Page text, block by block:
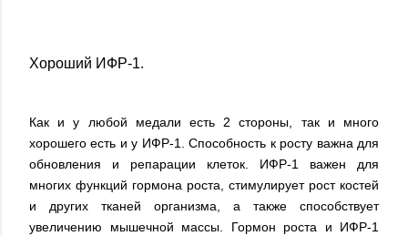
Хороший ИФР-1.
Как и у любой медали есть 2 стороны, так и много
хорошего есть и у ИФР-1. Способность к росту важна для
обновления и репарации клеток. ИФР-1 важен для
многих функций гормона роста, стимулирует рост костей
и других тканей организма, а также способствует
увеличению мышечной массы. Гормон роста и ИФР-1